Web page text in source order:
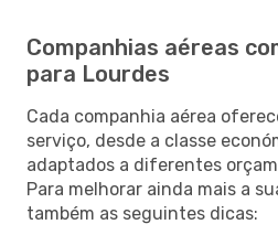
Companhias aéreas
para Lourdes
Cada companhia aérea
serviço, desde a classe
adaptados a diferentes
Para melhorar ainda mais a
também as seguintes dicas: